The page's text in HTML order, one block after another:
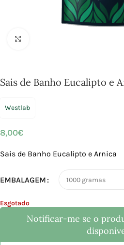
Sais de Banho Eucalipto e
Westlab
8,00€
Sais de Banho Eucalipto e Arnica
EMBALAGEM
Esgotado
Notificar-me se o